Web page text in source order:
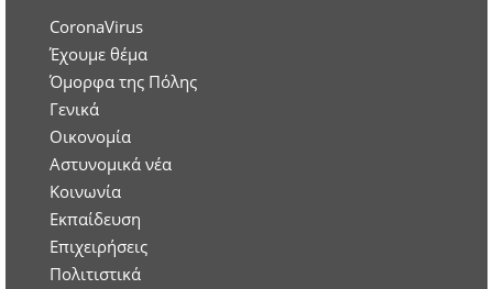
CoronaVirus
Έχουμε θέμα
Όμορφα της Πόλης
Γενικά
Οικονομία
Aστυνομικά νέα
Κοινωνία
Εκπαίδευση
Επιχειρήσεις
Πολιτιστικά